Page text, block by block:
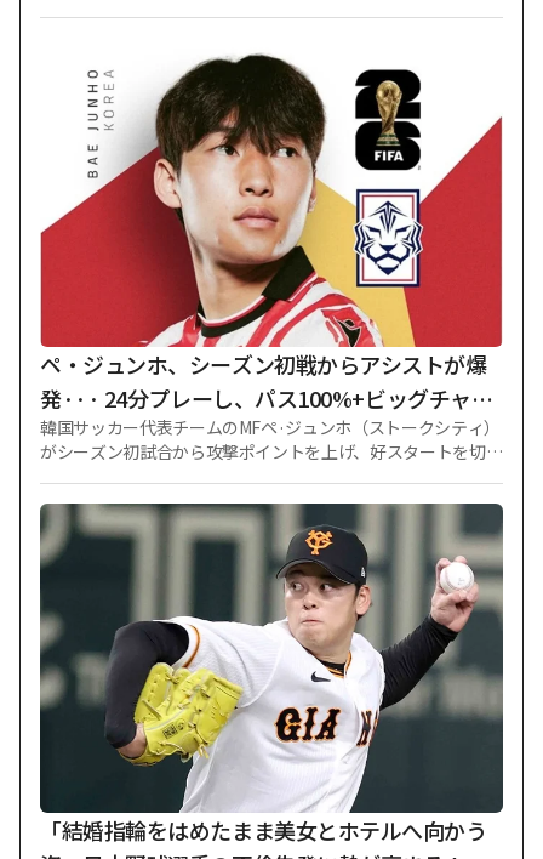
最近、LGは流れが良くなかった。 後半の立ち上がりから揺れ
た。 KTウィズとホーム4連戦を全て許してスタートしたのが
痛かった。 続いてNCと対戦したホーム2試合まで全て奪わ
れ、7連敗に陥った。 これで終わりではなかった。 7月24日、
ハンファ·イーグルスとの遠征試合で4-8で敗北し、8連敗を喫
してしまった。 25日のハンファ戦で15-11で勝利し、辛うじて
連敗を止めたが、翌日の26日、再び4-14で完敗した。 容易で
はない流れの中で向き合った相手はキウムヒーローズだっ
た。 ここでLGは2勝1敗のウイニングシリーズで抑え、一息つ
いた。 引き続き週末に遭遇したチームは、一つ屋根のライバ
ルの斗山ベアーズ。 同シリーズの前までLGは今季、斗山（ト
ゥサン）との対戦成績で7勝2敗と優位を占めていた。 しか
し、今回は1試合も勝利できないまま、斗山（トゥサン）との
3連戦を1分け2
ペ・ジュンホ、シーズン初戦からアシストが爆
発··· 24分プレーし、パス100%+ビッグチャン
ス2回 'ストークも2-0の完勝'
韓国サッカー代表チームのMFペ·ジュンホ（ストークシティ）
がシーズン初試合から攻撃ポイントを上げ、好スタートを切っ
スタジアムで行われたオールダム·アスレティックと2026-202
7シーズンのイングランド·フットボールリーグ（EFL）カップ
1ラウンドで2-0で勝利した。 同日、ペ·ジュンホは先発リスト
から外され、ベンチで試合を始めた。 ストークが後半3分、相
手のオウンゴールで1-0のリードを取った中で、ペ·ジュンホは
後半21分に交替投入されグラウンドを踏んだ。 出場時間は短
かったが、存在感は確かだった。 ペ·ジュンホはチームの勝利
に釘を刺すアシストを記録した。 後半37分、ペ·ジュンホはロ
ベルト·ボゼニクのパスを受けた後、相手守備の圧迫を受けた
が、守備の間から絶妙にボールを突き刺した。 再びボールを
受け継いだボゼニクは、ドリブルで前進した後、正確なシュ
ートで追加ゴールを決めた。 ペ·ジュンホもアシストを記録し
た。 ストークはこのゴールで2-0まで逃げ切り、勝機を固め、
そのまま試合を終えて次のラウンド進出に成功した。 ペ·ジュ
ンホ
「結婚指輪をはめたまま美女とホテルへ向かう